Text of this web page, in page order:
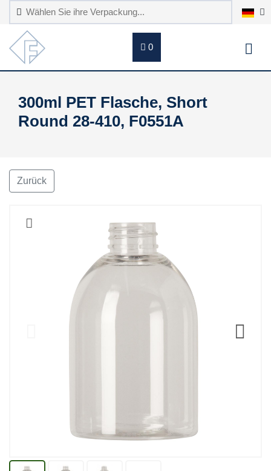
0
300ml PET Flasche, Short
Round 28-410, F0551A
Zurück